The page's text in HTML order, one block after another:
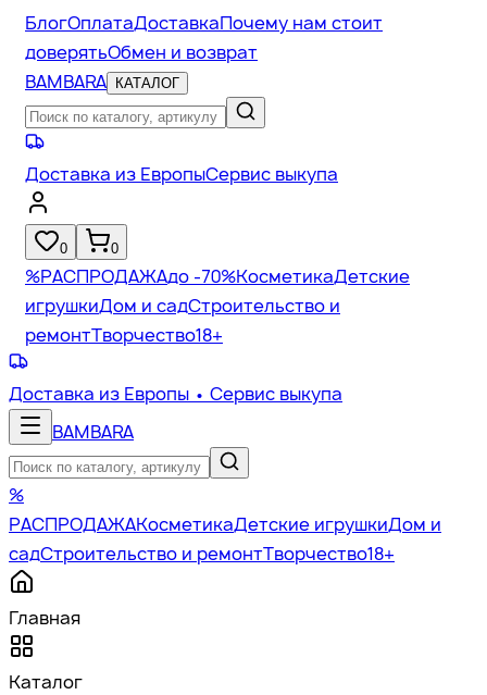
БлогОплатаДоставкаПочему нам стоит
доверятьОбмен и возврат
BAMBARA
КАТАЛОГ
Доставка из ЕвропыСервис выкупа
0 0
%РАСПРОДАЖАдо -70%КосметикаДетские
игрушкиДом и садСтроительство и
ремонтТворчество18+
Доставка из Европы • Сервис выкупа
BAMBARA
%
РАСПРОДАЖАКосметикаДетские игрушкиДом и
садСтроительство и ремонтТворчество18+
Главная
Каталог